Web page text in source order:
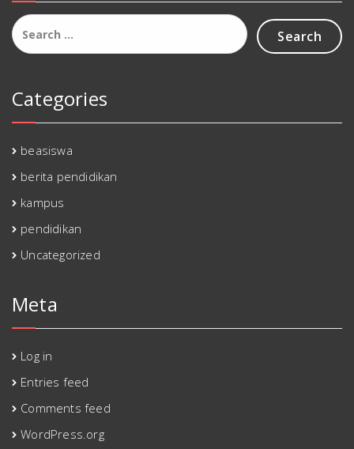
Search
for:
Categories
beasiswa
berita pendidikan
kampus
pendidikan
Uncategorized
Meta
Log in
Entries feed
Comments feed
WordPress.org